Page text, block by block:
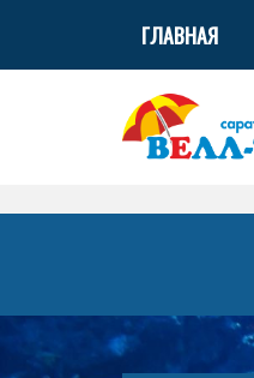
ГЛАВНАЯ